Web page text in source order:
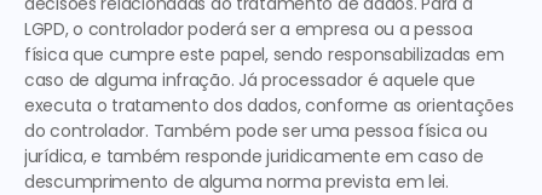
LGPD, o controlador poderá ser a empresa ou a pessoa
física que cumpre este papel, sendo responsabilizadas em
caso de alguma infração. Já processador é aquele que
executa o tratamento dos dados, conforme as orientações
do controlador. Também pode ser uma pessoa física ou
jurídica, e também responde juridicamente em caso de
descumprimento de alguma norma prevista em lei.